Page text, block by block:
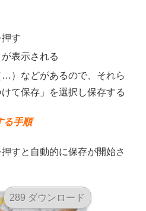
す
表示される
）などがあるので、それら
て保存」を選択し保存する
る手順
すと自動的に保存が開始さ
289 ダウンロード